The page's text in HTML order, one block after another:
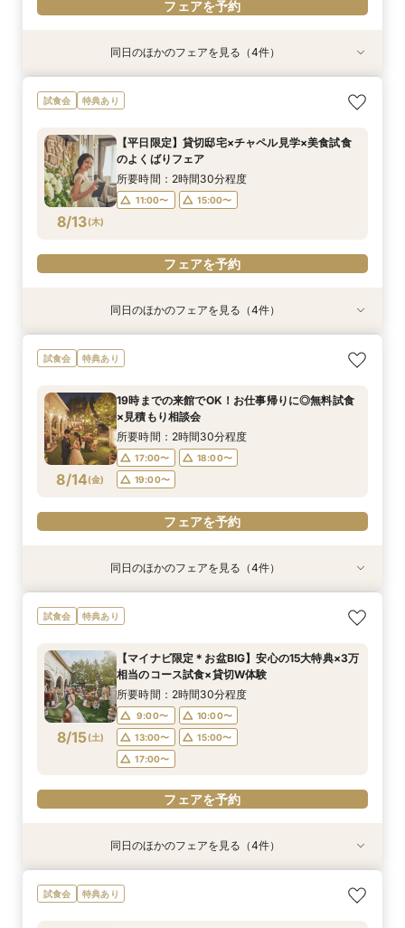
フェアを予約
特典あり
8/12(水 )
<料理重視◎>料理ランクUP10万円特典*シェフ
厳選料理体験フェア
10:00〜 13:00〜
8/12(水 )
会費制ウェディング相談会｜気軽に、でもちゃん
と叶う結婚式
10:00〜 13:00〜
特典あり
8/12(水 )
【ご家族で叶える素敵なWeddingを】少人数W
相談会
10:00〜 13:00〜
8/12(水 )
【価格重視派◎】貸切邸宅ALL体験×見積り徹底
相談*最大100万特典
10:00〜 13:00〜
同日のほかのフェアを見る（4件）
試食会 特典あり
8/13(木)
【平日限定】貸切邸宅×チャペル見学×美食試食
のよくばりフェア
所要時間：2時間30分程度
11:00〜 15:00〜
フェアを予約
特典あり
8/13(木)
19時までの来館でOK！お仕事帰りに◎無料試食
×見積もり相談会
17:00〜
18:00〜
19:00〜
フェアを予約
8/13(木)
会費制ウェディング相談会｜気軽に、でもちゃん
と叶う結婚式
11:00〜 15:00〜
フェアを予約
8/13(木)
【効率的に見学＆相談】60分フェア＊次回使え
る試食チケット付
11:00〜 15:00〜
フェアを予約
特典あり
8/13(木)
【ご家族で叶える素敵なWeddingを】少人数W
相談会
11:00〜 15:00〜
フェアを予約
同日のほかのフェアを見る（4件）
試食会 特典あり
8/14(金)
19時までの来館でOK！お仕事帰りに◎無料試食
×見積もり相談会
所要時間：2時間30分程度
17:00〜
18:00〜
19:00〜
フェアを予約
特典あり
8/14(金)
【平日限定】貸切邸宅×チャペル見学×美食試食
のよくばりフェア
11:00〜 15:00〜
フェアを予約
8/14(金)
会費制ウェディング相談会｜気軽に、でもちゃん
と叶う結婚式
11:00〜 15:00〜
フェアを予約
8/14(金)
【効率的に見学＆相談】60分フェア＊次回使え
る試食チケット付
11:00〜 15:00〜
フェアを予約
特典あり
8/14(金)
【ご家族で叶える素敵なWeddingを】少人数W
相談会
11:00〜 15:00〜
フェアを予約
同日のほかのフェアを見る（4件）
試食会 特典あり
8/15(土)
【マイナビ限定＊お盆BIG】安心の15大特典×3万
相当のコース試食×貸切W体験
所要時間：2時間30分程度
9:00〜
10:00〜
13:00〜
15:00〜
17:00〜
フェアを予約
特典あり
マイナビ限定【おもてなし重視派必見】国産牛×
オマール海老コース5品試食*アマギフ5千円進呈
特典あり
マイナビ限定＼初見学に◎／アマギフ5千円進呈*
挙式プレゼント&最大100万優待*
特典あり
【愛犬と叶える】リングドッグ相談会×1日1組貸
切体験フェア
特典あり
【少人数婚ご検討の方】5品無料試食×料理ラン
クアップ特典付*
同日のほかのフェアを見る（4件）
試食会 特典あり